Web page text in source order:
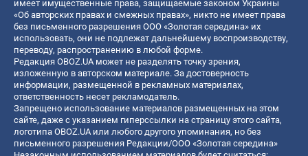
имеет имущественные права, защищаемые законом Украины
«Об авторских правах и смежных правах», никто не имеет права
без письменного разрешения ООО «Золотая середина» их
использовать, они не подлежат дальнейшему воспроизводству,
переводу, распространению в любой форме.
Редакция OBOZ.UA может не разделять точку зрения,
изложенную в авторском материале. За достоверность
информации, размещенной в рекламных материалах,
ответственность несет рекламодатель.
Запрещено использование материалов размещенных на этом
сайте, даже с указанием гиперссылки на страницу этого сайта,
логотипа OBOZ.UA или любого другого упоминания, но без
письменного разрешения Редакции/ООО «Золотая середина»